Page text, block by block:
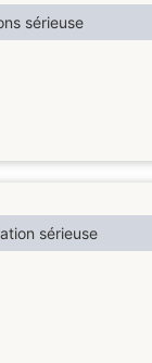
sérieuse
sérieuse